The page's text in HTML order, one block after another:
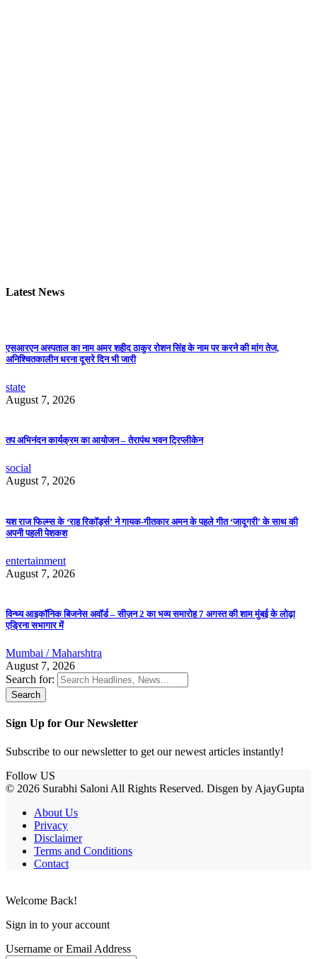
Latest News
एसआरएन अस्पताल का नाम अमर शहीद ठाकुर रोशन सिंह के नाम पर करने की मांग तेज,
अनिश्चितकालीन धरना दूसरे दिन भी जारी
state
August 7, 2026
तप अभिनंदन कार्यक्रम का आयोजन – तेरापंथ भवन ट्रिप्लीकेन
social
August 7, 2026
यश राज फिल्म्स के ‘राह रिकॉर्ड्स’ ने गायक-गीतकार अमन के पहले गीत ‘जादूगरी’ के साथ की
अपनी पहली पेशकश
entertainment
August 7, 2026
विन्ध्य आइकॉनिक बिजनेस अवॉर्ड – सीज़न 2 का भव्य समारोह 7 अगस्त की शाम मुंबई के लोढ़ा
एड्रिना सभागार में
Mumbai / Maharshtra
August 7, 2026
Search for:
Sign Up for Our Newsletter
Subscribe to our newsletter to get our newest articles instantly!
Follow US
© 2026 Surabhi Saloni All Rights Reserved. Disgen by AjayGupta
About Us
Privacy
Disclaimer
Terms and Conditions
Contact
Welcome Back!
Sign in to your account
Username or Email Address